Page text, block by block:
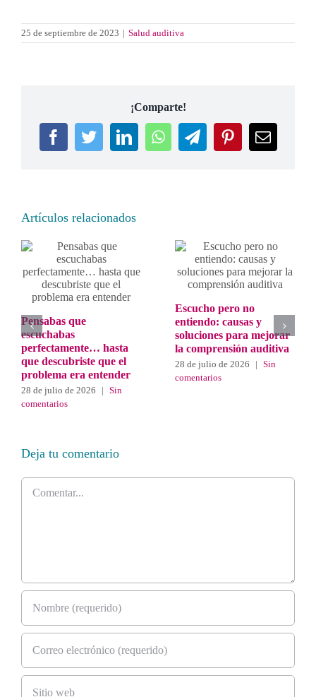
25 de septiembre de 2023 | Salud auditiva
¡Comparte!
FacebookTwitterLinkedInWhatsAppTelegramPinterestCorreo
Artículos relacionados
Pensabas que
escuchabas
perfectamente… hasta
que descubriste que el
problema era entender
28 de julio de 2026 | Sin
comentarios
Escucho pero no
entiendo: causas y
soluciones para mejorar
la comprensión auditiva
28 de julio de 2026 | Sin
comentarios
Deja tu comentario
Comentar